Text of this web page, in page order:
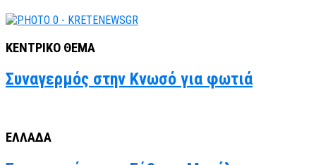
ΚΕΝΤΡΙΚΟ ΘΕΜΑ
Συναγερμός στην Κνωσό για φωτιά
ΕΛΛΑΔΑ